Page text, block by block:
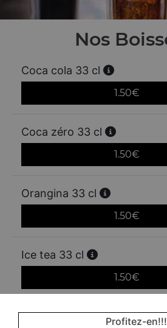
Nos
Coca cola 33 cl
1.50€
Coca zéro 33 cl
1.50€
Orangina 33 cl
1.50€
Ice tea 33 cl
1.50€
Fanta orange 33 clProfitez-en!!!